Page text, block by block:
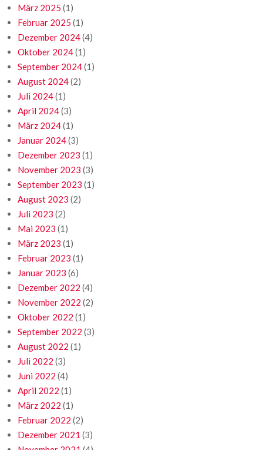
März 2025 (1)
Februar 2025 (1)
Dezember 2024(4)
Oktober 2024(1)
September 2024(1)
August 2024(2)
Juli 2024(1)
April 2024(3)
März 2024(1)
Januar 2024(3)
Dezember 2023 (1)
November 2023 (3)
September 2023 (1)
August 2023 (2)
Juli 2023 (2)
Mai 2023 (1)
März 2023 (1)
Februar 2023 (1)
Januar 2023 (6)
Dezember 2022 (4)
November 2022 (2)
Oktober 2022 (1)
September 2022 (3)
August 2022 (1)
Juli 2022 (3)
Juni 2022 (4)
April 2022 (1)
März 2022 (1)
Februar 2022 (2)
Dezember 2021 (3)